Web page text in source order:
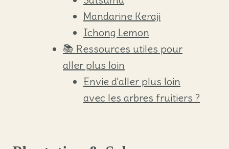
Mandarine Keraji
Ichong Lemon
📚 Ressources utiles pour
aller plus loin
Envie d'aller plus loin
avec les arbres fruitiers ?